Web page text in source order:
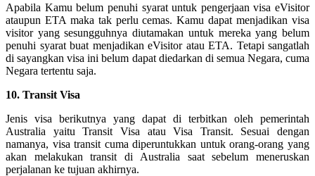
Apabila Kamu belum penuhi syarat untuk pengerjaan visa eVisitor
ataupun ETA maka tak perlu cemas. Kamu dapat menjadikan visa
visitor yang sesungguhnya diutamakan untuk mereka yang belum
penuhi syarat buat menjadikan eVisitor atau ETA. Tetapi sangatlah
di sayangkan visa ini belum dapat diedarkan di semua Negara, cuma
Negara tertentu saja.
10. Transit Visa
Jenis visa berikutnya yang dapat di terbitkan oleh pemerintah
Australia yaitu Transit Visa atau Visa Transit. Sesuai dengan
namanya, visa transit cuma diperuntukkan untuk orang-orang yang
akan melakukan transit di Australia saat sebelum meneruskan
perjalanan ke tujuan akhirnya.